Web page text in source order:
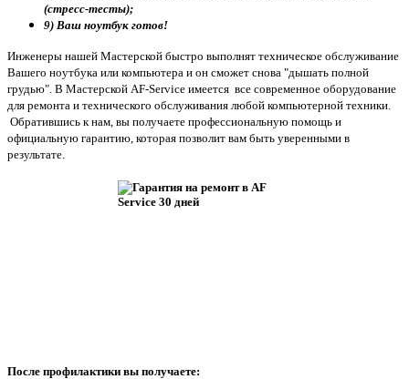
(стресс-тесты);
9) Ваш ноутбук готов!
Инженеры нашей Мастерской быстро выполнят техническое обслуживание
Вашего ноутбука или компьютера и он сможет снова "дышать полной
грудью". В Мастерской AF-Service имеется все современное оборудование
для ремонта и технического обслуживания любой компьютерной техники.
Обратившись к нам, вы получаете профессиональную помощь и
официальную гарантию, которая позволит вам быть уверенными в
результате.
После профилактики вы получаете: